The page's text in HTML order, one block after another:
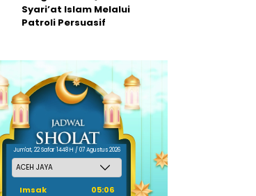
Syari’at Islam Melalui
Patroli Persuasif
Jum'at, 22 Safar 1448 H / 07 Agustus 2026
Imsak
05:06